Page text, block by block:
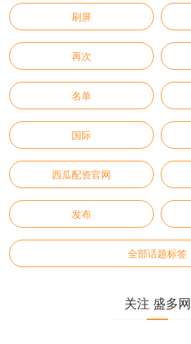
刷屏
再次
名单
国际
西瓜配资官网
发布
全部话题标签
关注 盛多网